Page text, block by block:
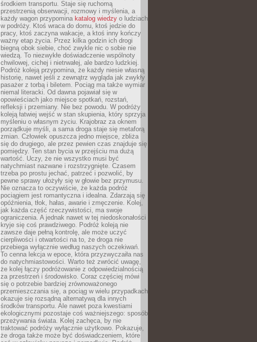
środkiem transportu. Staje się ruchomą
przestrzenią obserwacji, rozmowy i myślenia, a
każdy wagon przypomina katalog wiedzy o ludziach
w podróży. Ktoś wraca do domu, ktoś jedzie do
pracy, ktoś zaczyna wakacje, a ktoś inny kończy
ważny etap życia. Przez kilka godzin ich drogi
biegną obok siebie, choć zwykle nic o sobie nie
wiedzą. To niezwykłe doświadczenie wspólnoty
chwilowej, cichej i nietrwałej, ale bardzo ludzkiej.
Podróż koleją przypomina, że każdy niesie własną
historię, nawet jeśli z zewnątrz wygląda jak zwykły
pasażer z torbą i biletem. Pociąg ma także wymiar
niemal literacki. Od dawna pojawiał się w
opowieściach jako miejsce spotkań, rozstań,
refleksji i przemiany. Nie bez powodu. W podróży
koleją łatwiej wejść w stan skupienia, który sprzyja
myśleniu o własnym życiu. Krajobraz za oknem
porządkuje myśli, a sama droga staje się metaforą
zmian. Człowiek opuszcza jedno miejsce, zbliża
się do drugiego, ale przez pewien czas znajduje się
pomiędzy. Ten stan bycia w przejściu ma dużą
wartość. Uczy, że nie wszystko musi być
natychmiast nazwane i rozstrzygnięte. Czasem
trzeba po prostu jechać, patrzeć i pozwolić, by
pewne sprawy ułożyły się w głowie bez przymusu.
Nie oznacza to oczywiście, że każda podróż
pociągiem jest romantyczna i idealna. Zdarzają się
opóźnienia, tłok, hałas, awarie i zmęczenie. Kolej,
jak każda część rzeczywistości, ma swoje
ograniczenia. A jednak nawet w tej niedoskonałości
kryje się coś prawdziwego. Podróż koleją nie
zawsze daje pełną kontrolę, ale może uczyć
cierpliwości i otwartości na to, że droga nie
przebiega wyłącznie według naszych oczekiwań.
To cenna lekcja w epoce, która przyzwyczaiła nas
do natychmiastowości. Warto też zwrócić uwagę,
że kolej łączy podróżowanie z odpowiedzialnością
za przestrzeń i środowisko. Coraz częściej mówi
się o potrzebie bardziej zrównoważonego
przemieszczania się, a pociąg w wielu przypadkach
okazuje się rozsądną alternatywą dla innych
środków transportu. Ale nawet poza kwestiami
ekologicznymi pozostaje coś ważniejszego: sposób
przeżywania świata. Kolej zachęca, by nie
traktować podróży wyłącznie użytkowo. Pokazuje,
że droga także może być doświadczeniem, które